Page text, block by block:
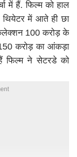
में हैं. फिल्म को हाल
थियेटर में आते ही छा
कलेक्शन 100 करोड़ के
150 करोड़ का आंकड़ा
फिल्म ने सेटरडे को